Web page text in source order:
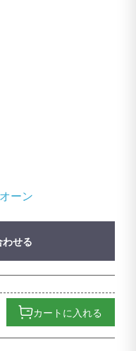
ーン
わせる
カートに入れる